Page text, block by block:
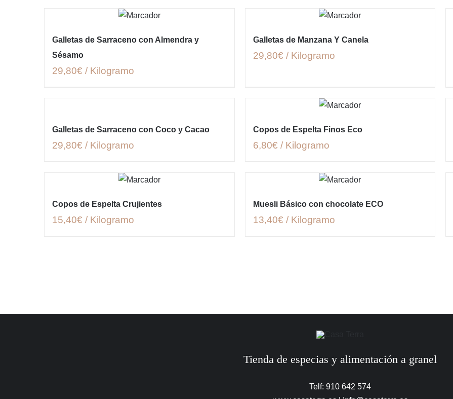
Galletas de Sarraceno con Almendra y
Sésamo
29,80€ / Kilogramo
Galletas de Manzana Y Canela
29,80€ / Kilogramo
Galletas de Sarraceno con Coco y Cacao
29,80€ / Kilogramo
Copos de Espelta Finos Eco
6,80€ / Kilogramo
Copos de Espelta Crujientes
15,40€ / Kilogramo
Muesli Básico con chocolate ECO
13,40€ / Kilogramo
Tienda de especias y alimentación a granel
Telf: 910 642 574